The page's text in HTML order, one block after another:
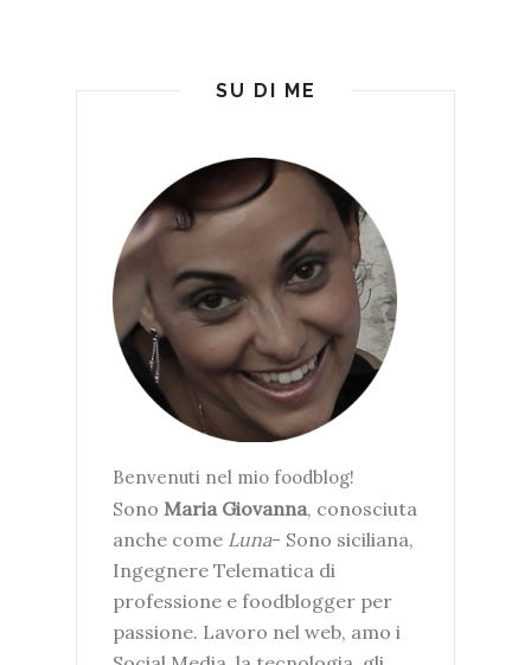
SU DI ME
Benvenuti nel mio foodblog!
Sono Maria Giovanna, conosciuta
anche come Luna- Sono siciliana,
Ingegnere Telematica di
professione e foodblogger per
passione. Lavoro nel web, amo i